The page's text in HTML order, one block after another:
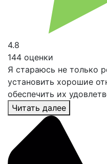
4.8
144 оценки
Я стараюсь не только
установить хорошие
обеспечить их
Читать далее